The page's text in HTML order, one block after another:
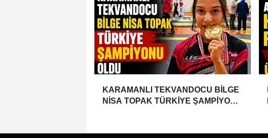
KARAMANLI TEKVANDOCU BİLGE
NİSA TOPAK TÜRKİYE ŞAMPİYONU